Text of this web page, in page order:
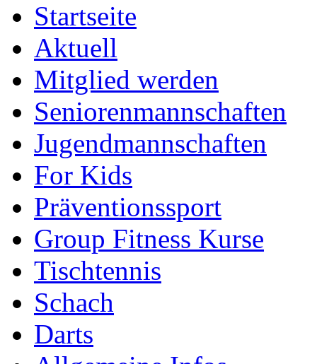
Startseite
Aktuell
Mitglied werden
Seniorenmannschaften
Jugendmannschaften
For Kids
Präventionssport
Group Fitness Kurse
Tischtennis
Schach
Darts